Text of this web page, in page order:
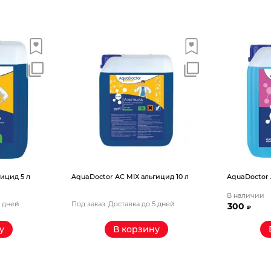
5 л
дней
AquaDoctor AС MIX альгицид 10 л
Под заказ. Доставка до 5 дней
В корзину
AquaDoctor
В наличии
300₽